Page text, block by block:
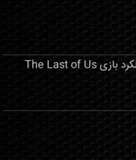
تحلیل فنی و بررسی عملکرد بازی The Last of Us